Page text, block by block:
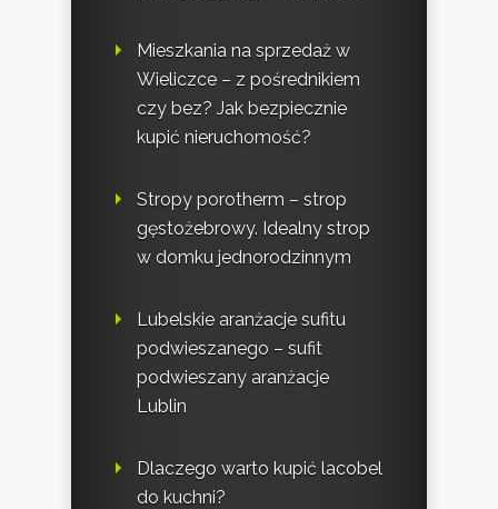
Mieszkania na sprzedaż w
Wieliczce – z pośrednikiem
czy bez? Jak bezpiecznie
kupić nieruchomość?
Stropy porotherm – strop
gęstożebrowy. Idealny strop
w domku jednorodzinnym
Lubelskie aranżacje sufitu
podwieszanego – sufit
podwieszany aranżacje
Lublin
Dlaczego warto kupić lacobel
do kuchni?